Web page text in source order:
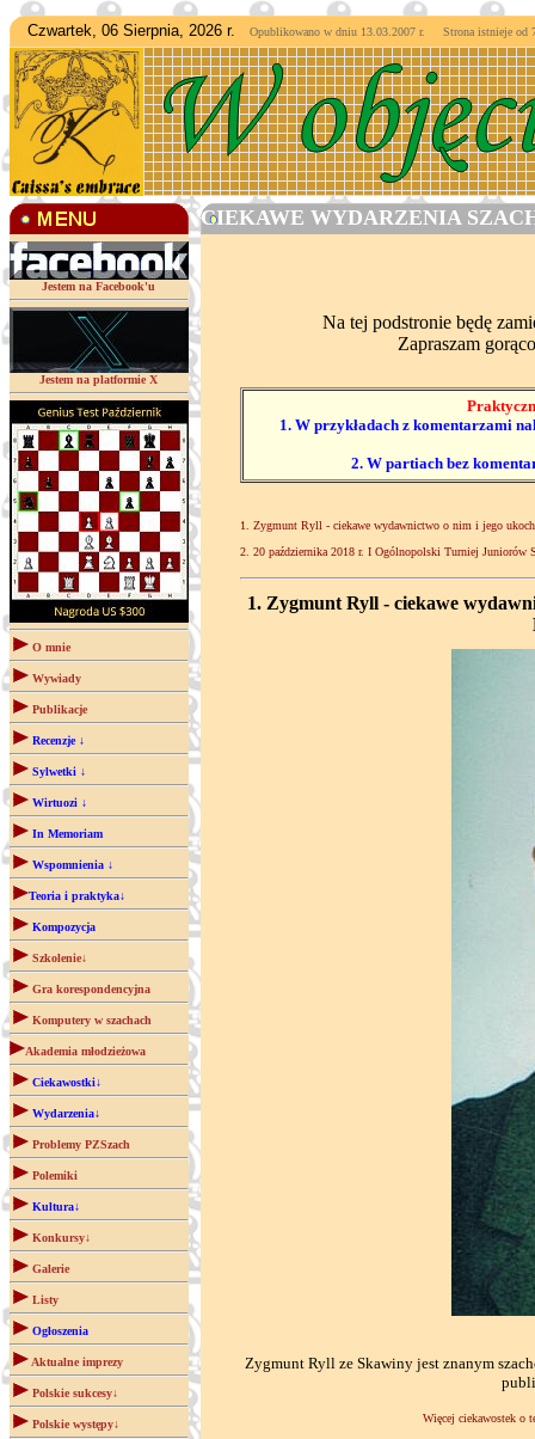
Czwartek, 06 Sierpnia, 2026 r. Opublikowano w dniu 13.03.2007 r. Strona istnieje od
Jestem na Facebook'u
Jestem na platformie X
O mnie
Wywiady
Publikacje
Recenzje ↓
Sylwetki ↓
Wirtuozi ↓
In Memoriam
Wspomnienia ↓
Teoria i praktyka↓
Kompozycja
Szkolenie↓
Gra korespondencyjna
Komputery w szachach
Akademia młodzieżowa
Ciekawostki↓
Wydarzenia↓
Problemy PZSzach
Polemiki
Kultura↓
Konkursy↓
Galerie
Listy
Ogłoszenia
Aktualne imprezy
Polskie sukcesy↓
Polskie występy↓
CIEKAWE WYDARZENIA
Na tej podstronie będę
Zapraszam
1. W przykładach z komentarzami
2. W partiach bez
1. Zygmunt Ryll - ciekawe wydawnictwo o nim i jego
2. 20 października 2018 r. I Ogólnopolski Turniej Juniorów
1. Zygmunt Ryll - ciekawe
Zygmunt Ryll ze Skawiny jest znanym
Więcej ciekawostek o